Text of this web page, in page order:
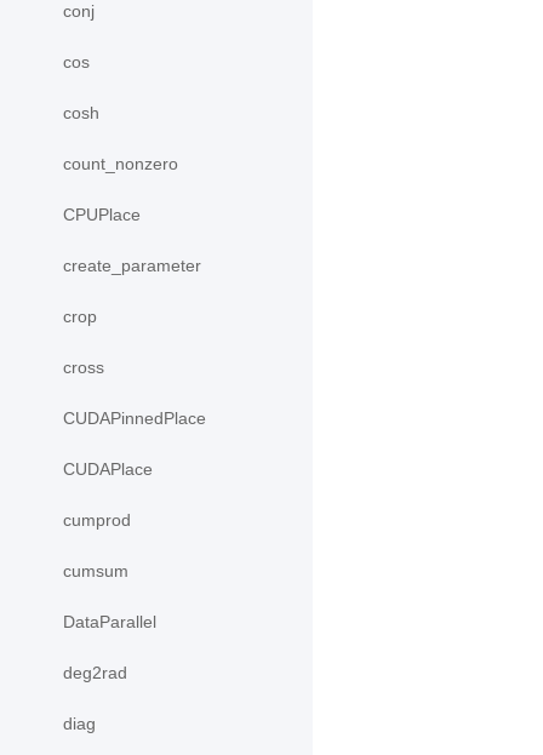
conj
cos
cosh
count_nonzero
CPUPlace
create_parameter
crop
cross
CUDAPinnedPlace
CUDAPlace
cumprod
cumsum
DataParallel
deg2rad
diag